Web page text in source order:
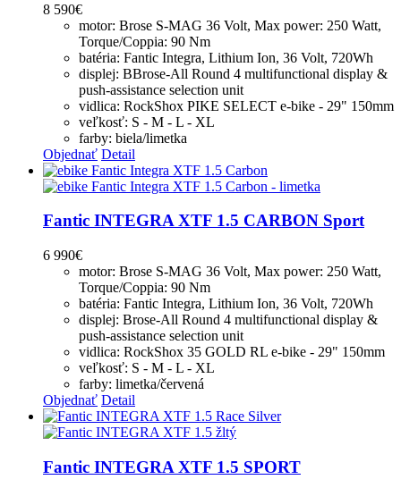
8 590€
motor: Brose S-MAG 36 Volt, Max power: 250 Watt,
Torque/Coppia: 90 Nm
batéria: Fantic Integra, Lithium Ion, 36 Volt, 720Wh
displej: BBrose-All Round 4 multifunctional display &
push-assistance selection unit
vidlica: RockShox PIKE SELECT e-bike - 29" 150mm
veľkosť: S - M - L - XL
farby: biela/limetka
Objednať Detail
Fantic INTEGRA XTF 1.5 CARBON Sport
6 990€
motor: Brose S-MAG 36 Volt, Max power: 250 Watt,
Torque/Coppia: 90 Nm
batéria: Fantic Integra, Lithium Ion, 36 Volt, 720Wh
displej: Brose-All Round 4 multifunctional display &
push-assistance selection unit
vidlica: RockShox 35 GOLD RL e-bike - 29" 150mm
veľkosť: S - M - L - XL
farby: limetka/červená
Objednať Detail
Fantic INTEGRA XTF 1.5 SPORT